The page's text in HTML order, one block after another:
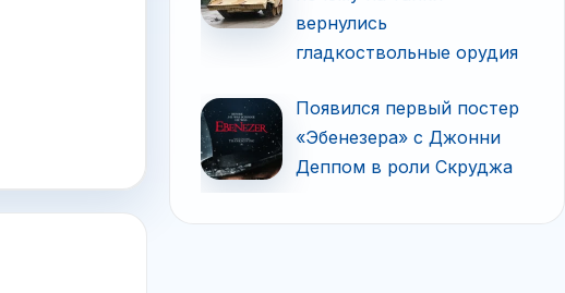
вернулись
гладкоствольные орудия
Появился первый постер
«Эбенезера» с Джонни
Деппом в роли Скруджа